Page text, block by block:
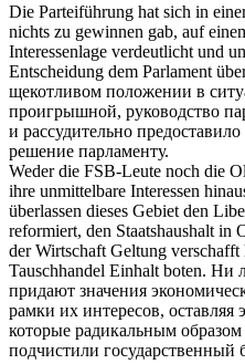
Die Parteiführung hat sich in
nichts zu gewinnen gab, auf
Interessenlage verdeutlicht und
Entscheidung dem Parlament
щекотливом положении в
проигрышной, руководство
и рассудительно предоставило
решение парламенту.
Weder die FSB-Leute noch die
ihre unmittelbare Interessen
überlassen dieses Gebiet den
reformiert, den Staatshaushalt in
der Wirtschaft Geltung verschafft
Tauschhandel Einhalt boten. Ни
придают значения
рамки их интересов, оставляя
которые радикальным
подчистили